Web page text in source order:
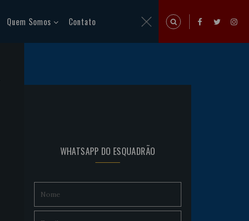
Quem Somos Contato
WHATSAPP DO ESQUADRÃO